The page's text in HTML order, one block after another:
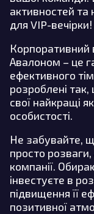
активностей та
для VIP-вечірки!
Корпоративний
Авалоном – це
ефективного
розроблені
свої найкращі
особистості.
Не забувайте,
просто
компанії.
інвестуєте в
підвищення її
позитивної